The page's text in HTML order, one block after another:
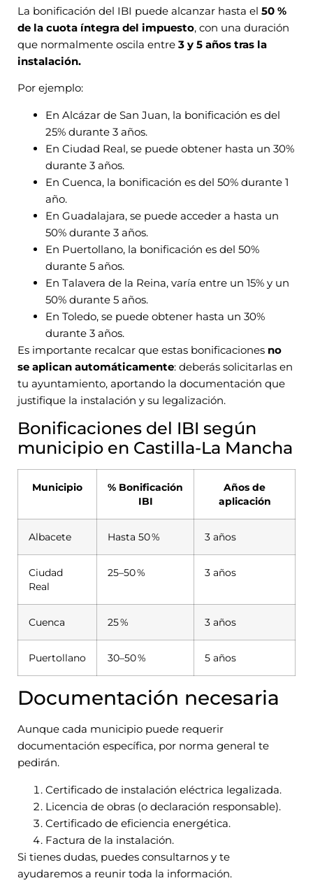
La bonificación del IBI puede alcanzar hasta el 50 %
de la cuota íntegra del impuesto, con una duración
que normalmente oscila entre 3 y 5 años tras la
instalación.
Por ejemplo:
En Alcázar de San Juan, la bonificación es del
25% durante 3 años.
En Ciudad Real, se puede obtener hasta un 30%
durante 3 años.
En Cuenca, la bonificación es del 50% durante 1
año.
En Guadalajara, se puede acceder a hasta un
50% durante 3 años.
En Puertollano, la bonificación es del 50%
durante 5 años.
En Talavera de la Reina, varía entre un 15% y un
50% durante 5 años.
En Toledo, se puede obtener hasta un 30%
durante 3 años.
Es importante recalcar que estas bonificaciones no
se aplican automáticamente: deberás solicitarlas en
tu ayuntamiento, aportando la documentación que
justifique la instalación y su legalización.
Bonificaciones del IBI según
municipio en Castilla-La Mancha
Municipio
% Bonificación
IBI
Años de
aplicación
Albacete Hasta 50 % 3 años
Ciudad
Real
25–50 % 3 años
Cuenca 25 % 3 años
Puertollano 30–50 % 5 años
Documentación necesaria
Aunque cada municipio puede requerir
documentación específica, por norma general te
pedirán.
Certificado de instalación eléctrica legalizada.
Licencia de obras (o declaración responsable).
Certificado de eficiencia energética.
Factura de la instalación.
Si tienes dudas, puedes consultarnos y te
ayudaremos a reunir toda la información.